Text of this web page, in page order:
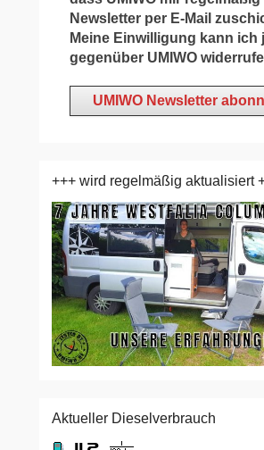
Newsletter per E-Mail
Meine Einwilligung kann ich
gegenüber UMIWO
+++ wird regelmäßig aktualisiert
Aktueller Dieselverbrauch